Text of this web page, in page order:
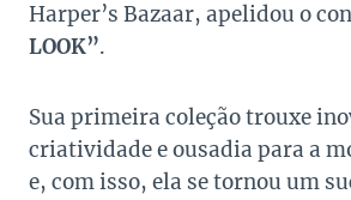
Harper’s Bazaar, apelidou o
LOOK”.
Sua primeira coleção trouxe
criatividade e ousadia para a
e, com isso, ela se tornou um